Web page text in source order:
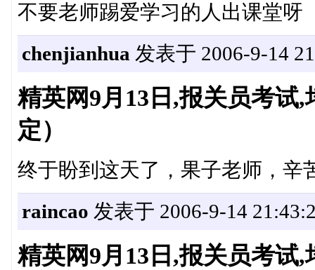
不要老师踢爱学习的人出课堂呀
chenjianhua 发表于 2006-9-14
精英网9月13日,报关员考试
定）
终于盼到这天了，果子老师，辛
raincao 发表于 2006-9-14
精英网9月13日,报关员考试